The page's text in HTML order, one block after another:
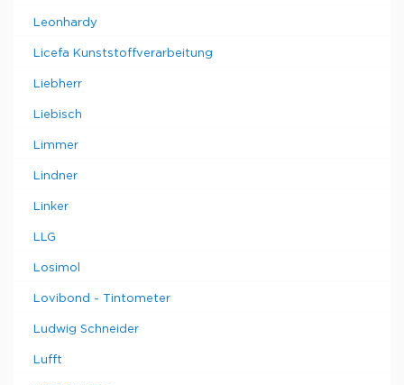
Leonhardy
Licefa Kunststoffverarbeitung
Liebherr
Liebisch
Limmer
Lindner
Linker
LLG
Losimol
Lovibond - Tintometer
Ludwig Schneider
Lufft